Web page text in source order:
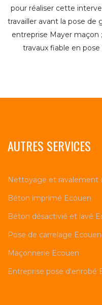
pour réaliser cette
travailler avant la pose de
entreprise Mayer maçon
travaux fiable en
AUTRES SERVICES
Nettoyage et ravalement
Béton imprimé Ecouen
Béton désactivié et lavé
Pose de carrelage Ecouen
Maçonnerie Ecouen
Entreprise pose d'enrobé